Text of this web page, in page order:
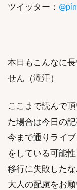
ツイッター：
本日もこんなに
せん（滝汗）
ここまで読んで
た場合は今日の
今まで通りライ
をしている可能
移行に失敗した
大人の配慮をお願